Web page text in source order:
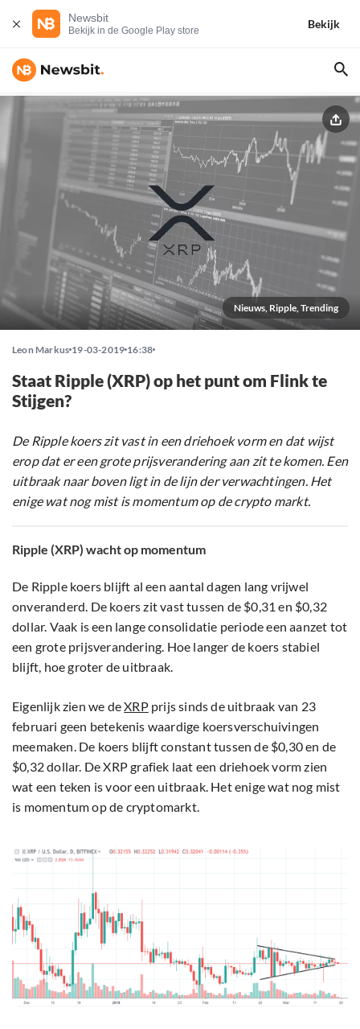
Newsbit
Bekijk in de Google Play store
Bekijk
Nieuws, Ripple, Trending
Leon Markus 19-03-2019 16:38
Staat Ripple (XRP) op het punt om Flink te
Stijgen?
De Ripple koers zit vast in een driehoek vorm en dat wijst
erop dat er een grote prijsverandering aan zit te komen. Een
uitbraak naar boven ligt in de lijn der verwachtingen. Het
enige wat nog mist is momentum op de crypto markt.
Ripple (XRP) wacht op momentum
De Ripple koers blijft al een aantal dagen lang vrijwel
onveranderd. De koers zit vast tussen de $0,31 en $0,32
dollar. Vaak is een lange consolidatie periode een aanzet tot
een grote prijsverandering. Hoe langer de koers stabiel
blijft, hoe groter de uitbraak.
Eigenlijk zien we deXRPprijs sinds de uitbraak van 23
februari geen betekenis waardige koersverschuivingen
meemaken. De koers blijft constant tussen de $0,30 en de
$0,32 dollar. De XRP grafiek laat een driehoek vorm zien
wat een teken is voor een uitbraak. Het enige wat nog mist
is momentum op de cryptomarkt.